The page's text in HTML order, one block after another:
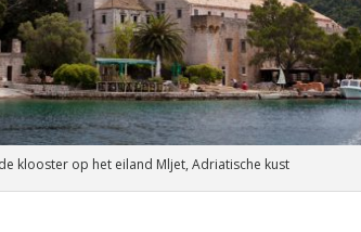
klooster op het eiland Mljet, Adriatische kust